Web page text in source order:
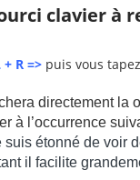
clavier à
+ R => puis vous
directement
à l’occurrence
suis étonné de voir
il facilite